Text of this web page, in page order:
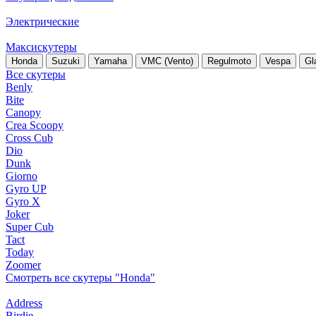
Электрические
Максискутеры
Honda Suzuki Yamaha VMC (Vento) Regulmoto Vespa
Все скутеры
Benly
Bite
Canopy
Crea Scoopy
Cross Cub
Dio
Dunk
Giorno
Gyro UP
Gyro X
Joker
Super Cub
Tact
Today
Zoomer
Смотреть все скутеры "Honda"
Address